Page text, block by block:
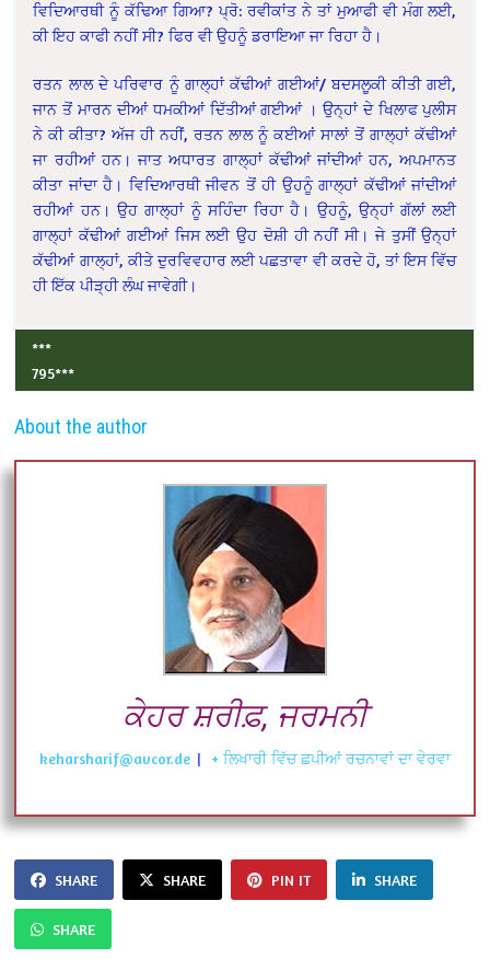
ਵਿਦਿਆਰਥੀ ਨੂੰ ਕੱਢਿਆ ਗਿਆ? ਪ੍ਰੋ: ਰਵੀਕਾਂਤ ਨੇ ਤਾਂ ਮੁਆਫੀ ਵੀ ਮੰਗ ਲਈ,
ਕੀ ਇਹ ਕਾਫੀ ਨਹੀਂ ਸੀ? ਫਿਰ ਵੀ ਉਹਨੂੰ ਡਰਾਇਆ ਜਾ ਰਿਹਾ ਹੈ।
ਰਤਨ ਲਾਲ ਦੇ ਪਰਿਵਾਰ ਨੂੰ ਗਾਲ੍ਹਾਂ ਕੱਢੀਆਂ ਗਈਆਂ/ ਬਦਸਲੂਕੀ ਕੀਤੀ ਗਈ,
ਜਾਨ ਤੋਂ ਮਾਰਨ ਦੀਆਂ ਧਮਕੀਆਂ ਦਿੱਤੀਆਂ ਗਈਆਂ । ਉਨ੍ਹਾਂ ਦੇ ਖਿਲਾਫ ਪੁਲੀਸ
ਨੇ ਕੀ ਕੀਤਾ? ਅੱਜ ਹੀ ਨਹੀਂ, ਰਤਨ ਲਾਲ ਨੂੰ ਕਈਆਂ ਸਾਲਾਂ ਤੋਂ ਗਾਲ੍ਹਾਂ ਕੱਢੀਆਂ
ਜਾ ਰਹੀਆਂ ਹਨ। ਜਾਤ ਅਧਾਰਤ ਗਾਲ੍ਹਾਂ ਕੱਢੀਆਂ ਜਾਂਦੀਆਂ ਹਨ, ਅਪਮਾਨਤ
ਕੀਤਾ ਜਾਂਦਾ ਹੈ। ਵਿਦਿਆਰਥੀ ਜੀਵਨ ਤੋਂ ਹੀ ਉਹਨੂੰ ਗਾਲ੍ਹਾਂ ਕੱਢੀਆਂ ਜਾਂਦੀਆਂ
ਰਹੀਆਂ ਹਨ। ਉਹ ਗਾਲ੍ਹਾਂ ਨੂੰ ਸਹਿੰਦਾ ਰਿਹਾ ਹੈ। ਉਹਨੂੰ, ਉਨ੍ਹਾਂ ਗੱਲਾਂ ਲਈ
ਗਾਲ੍ਹਾਂ ਕੱਢੀਆਂ ਗਈਆਂ ਜਿਸ ਲਈ ਉਹ ਦੋਸ਼ੀ ਹੀ ਨਹੀਂ ਸੀ। ਜੇ ਤੁਸੀਂ ਉਨ੍ਹਾਂ
ਕੱਢੀਆਂ ਗਾਲ੍ਹਾਂ, ਕੀਤੇ ਦੁਰਵਿਵਹਾਰ ਲਈ ਪਛਤਾਵਾ ਵੀ ਕਰਦੇ ਹੋ, ਤਾਂ ਇਸ ਵਿੱਚ
ਹੀ ਇੱਕ ਪੀੜ੍ਹੀ ਲੰਘ ਜਾਵੇਗੀ।
***
795***
About the author
ਕੇਹਰ ਸ਼ਰੀਫ਼, ਜਰਮਨੀ
keharsharif@avcor.de | + ਲਿਖਾਰੀ ਵਿੱਚ ਛਪੀਆਂ ਰਚਨਾਵਾਂ ਦਾ ਵੇਰਵਾ
SHARE SHARE PIN IT SHARE
SHARE